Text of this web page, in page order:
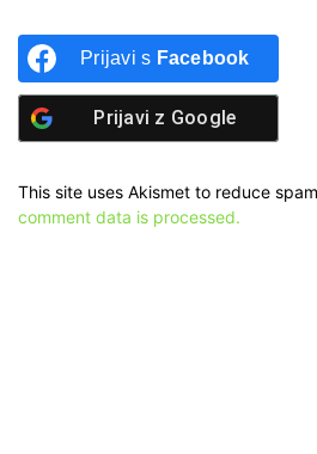
Prijavi s Facebook
Prijavi z Google
This site uses Akismet to reduce
comment data is processed.